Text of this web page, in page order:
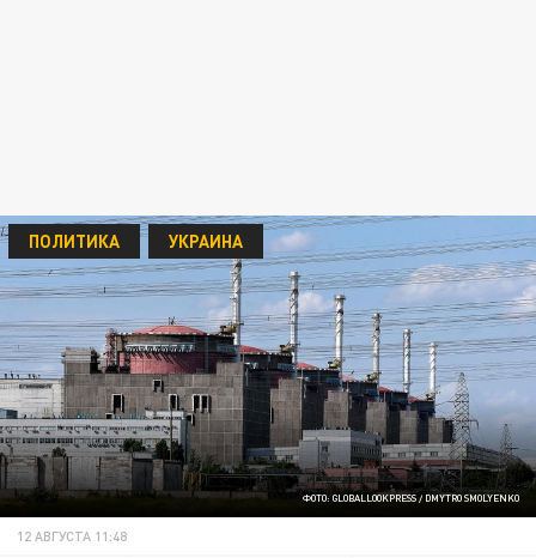
ФОТО: GLOBALLOOKPRESS / DMYTRO SMOLYENKO
ПОЛИТИКА УКРАИНА
12 АВГУСТА 11:48